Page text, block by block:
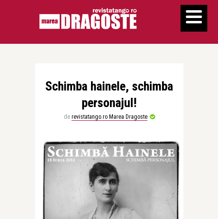
Schimba hainele, schimba
personajul!
de revistatango.ro Marea Dragoste